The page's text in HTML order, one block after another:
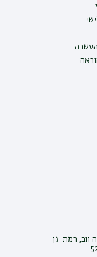
העשרה
ווב, רמת-גן